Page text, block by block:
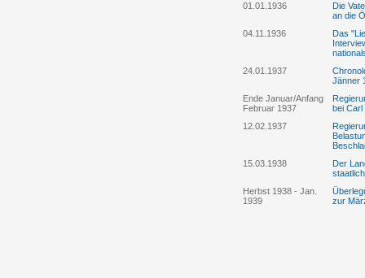
01.01.1936
Die
an die
04.11.1936
Das
24.01.1937
Jänner
Ende Januar/Anfang
Februar 1937
bei Carl
12.02.1937
15.03.1938
Der
Herbst 1938 - Jan.
1939
zur